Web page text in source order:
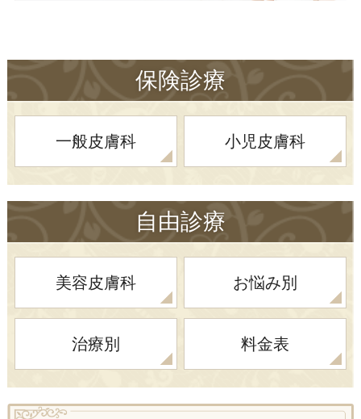
保険診療
一般皮膚科 小児皮膚科
自由診療
美容皮膚科 お悩み別
治療別 料金表